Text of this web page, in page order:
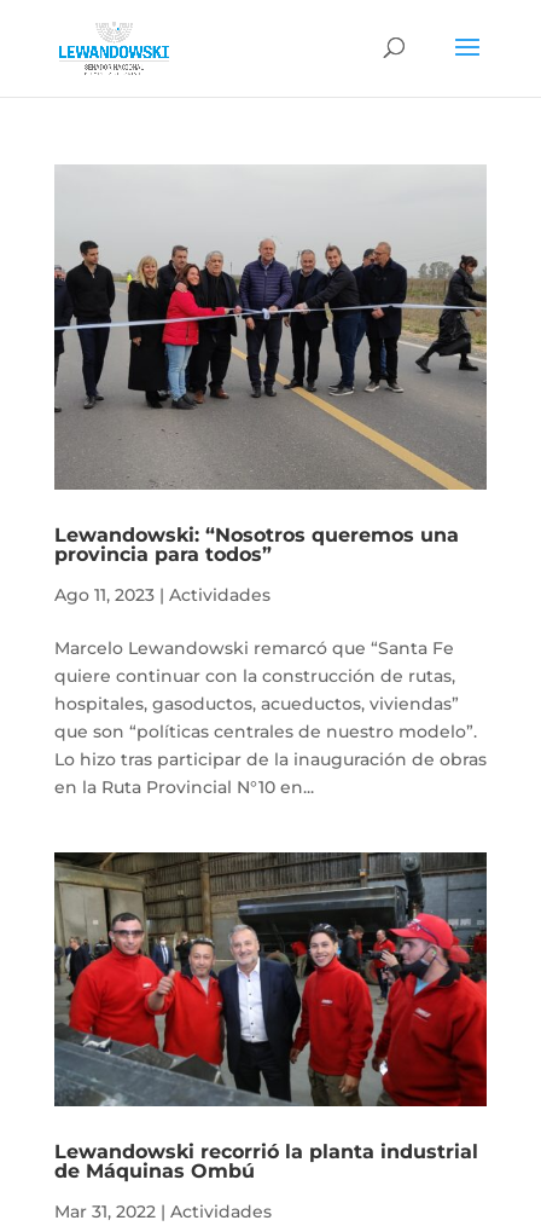
Lewandowski: “Nosotros queremos una
provincia para todos”
Ago 11, 2023| Actividades
Marcelo Lewandowski remarcó que “Santa Fe
quiere continuar con la construcción de rutas,
hospitales, gasoductos, acueductos, viviendas”
que son “políticas centrales de nuestro modelo”.
Lo hizo tras participar de la inauguración de obras
en la Ruta Provincial N°10 en...
Lewandowski recorrió la planta industrial
de Máquinas Ombú
Mar 31, 2022 | Actividades